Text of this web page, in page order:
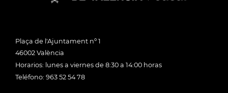
Plaça de l'Ajuntament nº 1
46002 València
Horarios: lunes a viernes de 8:30 a 14:00 horas
Teléfono: 963 52 54 78